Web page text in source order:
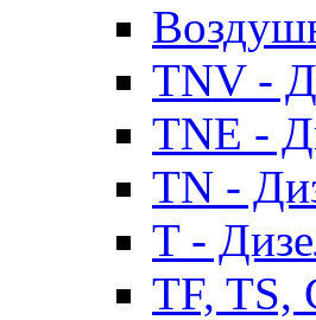
TNV -
TNE -
TN -
T -
TF, TS,